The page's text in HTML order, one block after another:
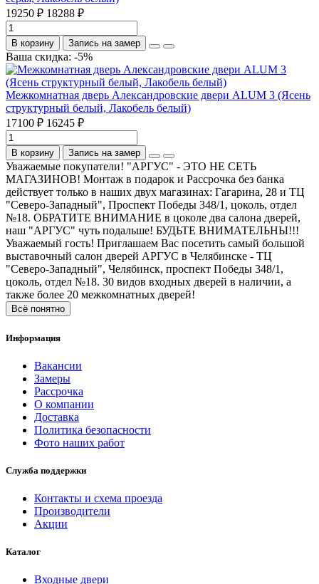
19250 ₽ 18288 ₽
В корзину Запись на замер
Ваша скидка: -5%
Межкомнатная дверь Александровские двери ALUM 3 (Ясень
структурный белый, Лакобель белый)
17100 ₽ 16245 ₽
В корзину Запись на замер
Уважаемые покупатели! "АРГУС" - ЭТО НЕ СЕТЬ
МАГАЗИНОВ! Монтаж в подарок и Рассрочка без банка
действует только в наших двух магазинах: Гагарина, 28 и ТЦ
"Северо-Западный", Проспект Победы 348/1, цоколь, отдел
№18. ОБРАТИТЕ ВНИМАНИЕ в цоколе два салона дверей,
наш "АРГУС" чуть подальше! БУДЬТЕ ВНИМАТЕЛЬНЫ!!!
Уважаемый гость! Приглашаем Вас посетить самый большой
выставочный салон дверей АРГУС в Челябинске - ТЦ
"Северо-Западный", Челябинск, проспект Победы 348/1,
цоколь, отдел №18. 30 видов входных дверей в наличии, а
также более 20 межкомнатных дверей!
Всё понятно
Информация
Вакансии
Замеры
Рассрочка
О компании
Доставка
Политика безопасности
Фото наших работ
Служба поддержки
Контакты и схема проезда
Производители
Акции
Каталог
Входные двери